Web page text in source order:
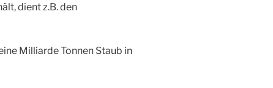
dient z.B. den
Milliarde Tonnen Staub in